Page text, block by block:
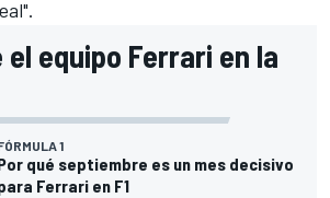
el equipo Ferrari en la
1
qué septiembre es un mes decisivo
Ferrari en F1